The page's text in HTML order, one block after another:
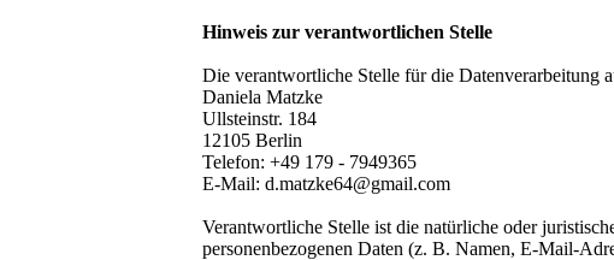
Hinweis zur verantwortlichen Stelle
Die verantwortliche Stelle für die Datenverarbeitung
Daniela Matzke
Ullsteinstr. 184
12105 Berlin
Telefon: +49 179 - 7949365
E-Mail: d.matzke64@gmail.com
Verantwortliche Stelle ist die natürliche oder
personenbezogenen Daten (z. B. Namen, E-Mail-